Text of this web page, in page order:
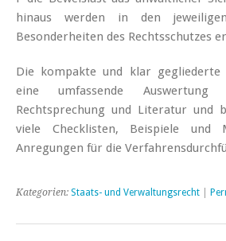
hinaus werden in den
Besonderheiten des Rechtsschutzes
Die kompakte und klar gegliederte
eine umfassende Auswertung
Rechtsprechung und Literatur und
viele Checklisten, Beispiele und
Anregungen für die
Kategorien: Staats- und Verwaltungsrecht